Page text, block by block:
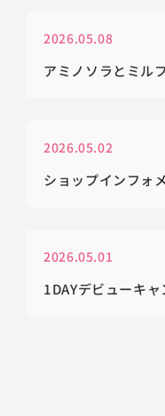
2026.05.08
アミノソラとミル
2026.05.02
ショップインフォ
2026.05.01
1DAYデビューキャ